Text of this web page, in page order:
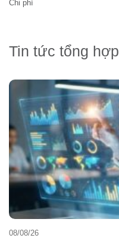
Chi phí
Tin tức tổng hợp
08/08/26